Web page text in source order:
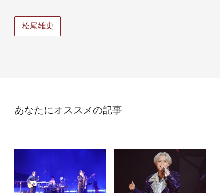
松尾雄史
あなたにオススメの記事